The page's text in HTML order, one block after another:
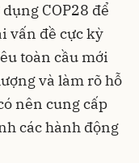
COP28 để
vấn đề cực kỳ
toàn cầu mới
và làm rõ hỗ
nên cung cấp
các hành động